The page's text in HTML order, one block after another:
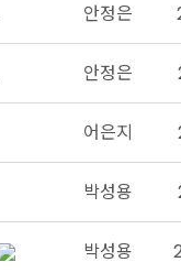
안정은
안정은
어은지
박성용
박성용